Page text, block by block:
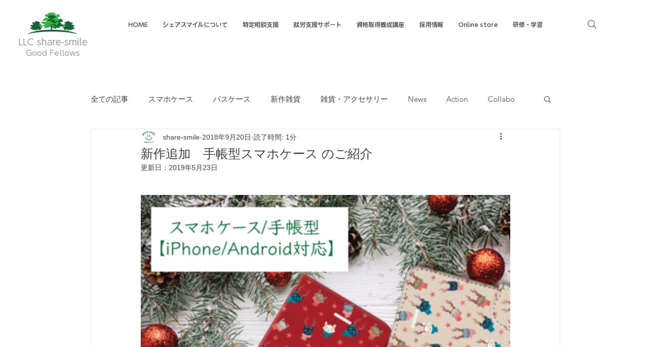
LLC share-smile
Good Fellows
HOME シェアスマイルについて 特定相談支援 就労支援サポート 資格取得養成講座 採用情報 Online store 研修・学習
全ての記事 スマホケース パスケース 新作雑貨 雑貨・アクセサリー News Action Collabo
メイディア掲載・動画 フクオカTシャツマーケット 就労移行支援
新作追加 手帳型スマホケース のご紹介
share-smile 2018年9月20日 読了時間: 1分
更新日： 2019年5月23日